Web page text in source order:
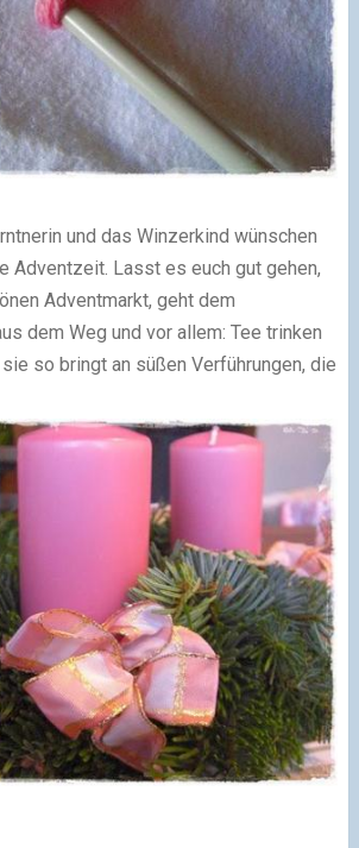
und das Winzerkind wünschen
Adventzeit. Lasst es euch gut gehen,
Adventmarkt, geht dem
dem Weg und vor allem: Tee trinken
so bringt an süßen Verführungen, die